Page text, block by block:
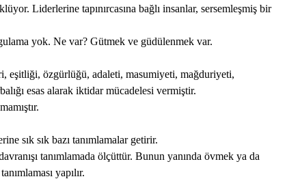
Liderlerine tapınırcasına bağlı insanlar, sersemleşmiş bir
yok. Ne var? Gütmek ve güdülenmek var.
eşitliği, özgürlüğü, adaleti, masumiyeti, mağduriyeti,
esas alarak iktidar mücadelesi vermiştir.
sık sık bazı tanımlamalar getirir.
tanımlamada ölçüttür. Bunun yanında övmek ya da
yapılır.